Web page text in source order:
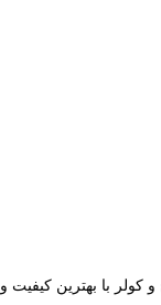
کولر با بهترین کیفیت